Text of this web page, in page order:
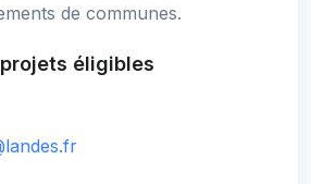
de communes.
éligibles